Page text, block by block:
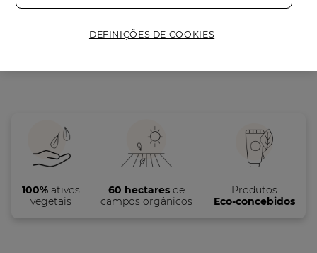
estrelas.Adicionar
43
análises
Adicionar
100%ativos
vegetais
60 hectares de
campos orgânicos
Produtos
Eco-concebidos
DEFINIÇÕES DE COOKIES